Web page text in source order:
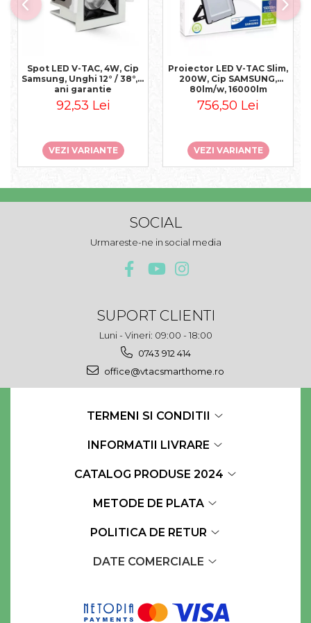
Spot LED V-TAC, 4W, Cip
Samsung, Unghi 12° / 38°, 5
ani garantie
92,53 Lei
VEZI VARIANTE
Proiector LED V-TAC Slim,
200W, Cip SAMSUNG,
80lm/w, 16000lm
756,50 Lei
VEZI VARIANTE
SOCIAL
Urmareste-ne in social media
SUPORT CLIENTI
Luni - Vineri: 09:00 - 18:00
0743 912 414
office@vtacsmarthome.ro
TERMENI SI CONDITII
INFORMATII LIVRARE
CATALOG PRODUSE 2024
METODE DE PLATA
POLITICA DE RETUR
DATE COMERCIALE